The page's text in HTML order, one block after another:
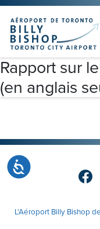
Veuillez
noter
Ce
site
Web
comprend
un
Accessibilité
Skip to main content
Rapport sur
(en anglais
L'Aéroport Billy Bishop